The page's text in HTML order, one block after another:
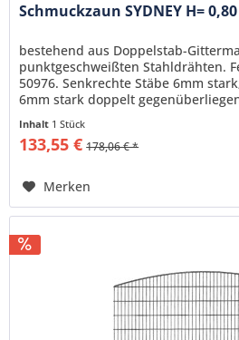
Schmuckzaun SYDNEY H=
bestehend aus Doppelstab-
punktgeschweißten Stahldrähten.
50976. Senkrechte Stäbe 6mm
6mm stark doppelt
Inhalt 1 Stück
133,55 € 178,06 € *
Merken